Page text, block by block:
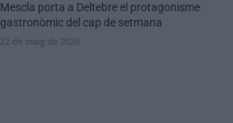
Mescla porta a Deltebre el protagonisme
gastronòmic del cap de setmana
22 de maig de 2026